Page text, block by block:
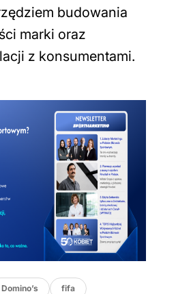
budowania
marki oraz
z konsumentami.
Domino’s fifa